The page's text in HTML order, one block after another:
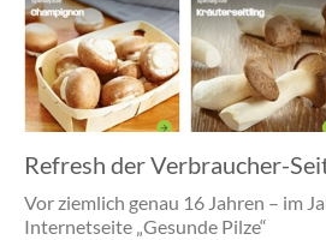
Refresh der Verbraucher-
Vor ziemlich genau 16 Jahren – im
Internetseite „Gesunde Pilze“